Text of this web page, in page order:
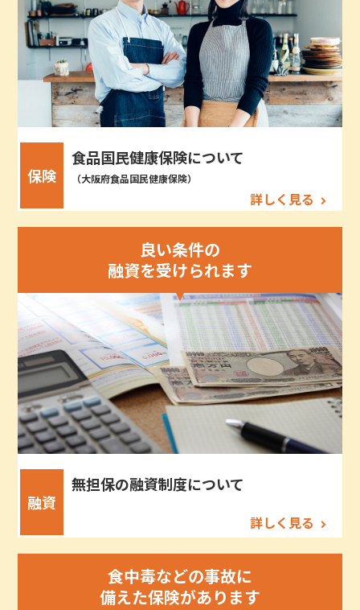
保険
食品国民健康保険について
（大阪府食品国民健康保険）
詳しく見る
良い条件の
融資を受けられます
融資
無担保の融資制度について
詳しく見る
食中毒などの事故に
備えた保険があります